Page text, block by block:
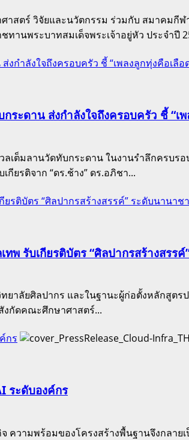
าสตร์ วิจัยและนวัตกรรม ร่วมกับ สมาคมกี
านพระบาทสมเด็จพระเจ้าอยู่หัว ประจำปี
กำลังใจถึงครอบครัว ชี้ “เพลงลูกทุ่งคือเลือ
ะดาน ส่งกำลังใจถึงครอบครัว ชี้ “เ
ต็มลานวัดทับกระดาน ในงานรำลึกครบร
ยรติจาก “ดร.ช้าง” ดร.อภิชา...
รติบัตร “ศิลปากรสร้างสรรค์” ระดับนานาช
รับเกียรติบัตร “ศิลปากรสร้างสรร
ปากร และในฐานะผู้ก่อตั้งหลักสูตรป
งกัดคณะศึกษาศาสตร์...
กร
ระดับองค์กร
ความพร้อมของโครงสร้างพื้นฐานจึงกลา